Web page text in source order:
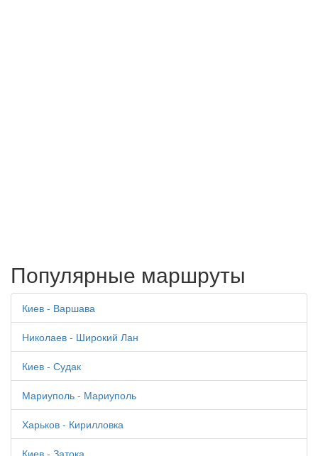
Популярные маршруты
Киев - Варшава
Николаев - Широкий Лан
Киев - Судак
Мариуполь - Мариуполь
Харьков - Кирилловка
Киев - Затока